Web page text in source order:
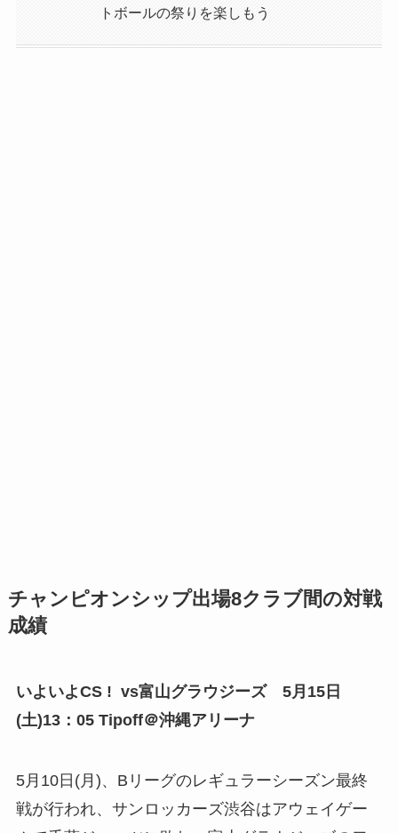
トボールの祭りを楽しもう
チャンピオンシップ出場8クラブ間の対戦
成績
いよいよCS ! vs富山グラウジーズ 5月15日
(土)13：05 Tipoff＠沖縄アリーナ
5月10日(月)、Bリーグのレギュラーシーズン最終
戦が行われ、サンロッカーズ渋谷はアウェイゲー